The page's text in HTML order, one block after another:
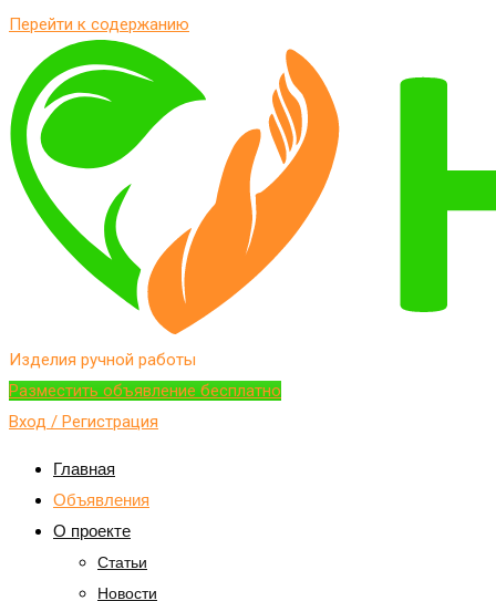
Перейти к содержанию
Изделия ручной работы
Разместить объявление бесплатно
Вход / Регистрация
Главная
Объявления
О проекте
Статьи
Новости